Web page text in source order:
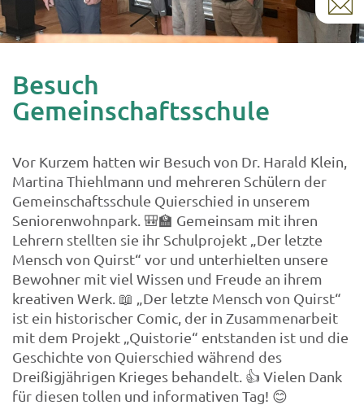
Besuch
Gemeinschaftsschule
Vor Kurzem hatten wir Besuch von Dr. Harald Klein,
Martina Thiehlmann und mehreren Schülern der
Gemeinschaftsschule Quierschied in unserem
Seniorenwohnpark. 🎒🏫 Gemeinsam mit ihren
Lehrern stellten sie ihr Schulprojekt „Der letzte
Mensch von Quirst“ vor und unterhielten unsere
Bewohner mit viel Wissen und Freude an ihrem
kreativen Werk. 📖 „Der letzte Mensch von Quirst“
ist ein historischer Comic, der in Zusammenarbeit
mit dem Projekt „Quistorie“ entstanden ist und die
Geschichte von Quierschied während des
Dreißigjährigen Krieges behandelt. 👍 Vielen Dank
für diesen tollen und informativen Tag! 😊